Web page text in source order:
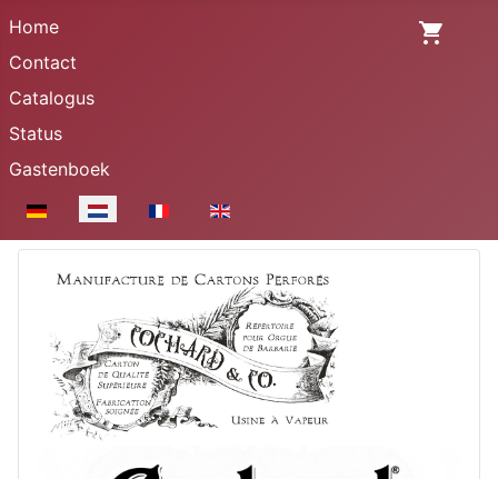
Home
Contact
Catalogus
Status
Gastenboek
Selecteer de taal